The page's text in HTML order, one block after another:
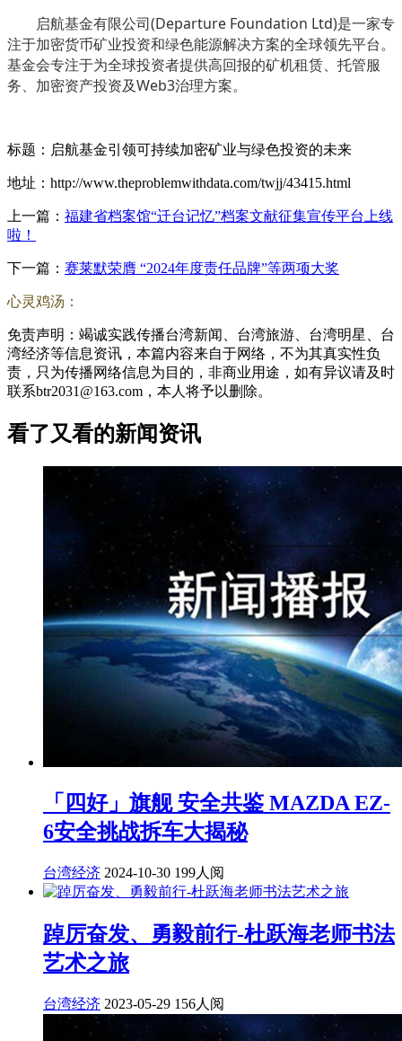
启航基金有限公司(Departure Foundation Ltd)是一家专
注于加密货币矿业投资和绿色能源解决方案的全球领先平台。
基金会专注于为全球投资者提供高回报的矿机租赁、托管服
务、加密资产投资及Web3治理方案。
标题：启航基金引领可持续加密矿业与绿色投资的未来
地址：http://www.theproblemwithdata.com/twjj/43415.html
上一篇： 福建省档案馆“迁台记忆”档案文献征集宣传平台上线
啦！
下一篇： 赛莱默荣膺 “2024年度责任品牌”等两项大奖
心灵鸡汤：
免责声明：竭诚实践传播台湾新闻、台湾旅游、台湾明星、台
湾经济等信息资讯，本篇内容来自于网络，不为其真实性负
责，只为传播网络信息为目的，非商业用途，如有异议请及时
联系btr2031@163.com，本人将予以删除。
看了又看的新闻资讯
「四好」旗舰 安全共鉴 MAZDA EZ-
6安全挑战拆车大揭秘
台湾经济 2024-10-30 199人阅
踔厉奋发、勇毅前行-杜跃海老师书法
艺术之旅
台湾经济 2023-05-29 156人阅